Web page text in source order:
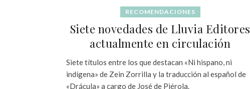
RECOMENDACIONES
Siete novedades de Lluvia Editores
actualmente en circulación
Siete títulos entre los que destacan «Ni hispano, ni
indígena» de Zein Zorrilla y la traducción al español de
«Drácula» a cargo de José de Piérola.